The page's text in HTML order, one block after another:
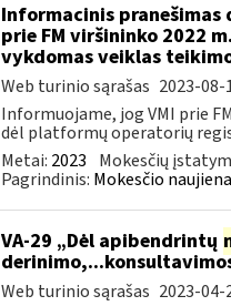
Informacinis pranešimas
prie FM viršininko 2022
vykdomas veiklas
Web turinio sąrašas 2023-08-
Informuojame, jog VMI prie
dėl platformų operatorių
Metai: 2023 Mokesčių
Pagrindinis: Mokesčio naujiena
VA-29 „Dėl apibendrintų
Web turinio sąrašas 2023-04-